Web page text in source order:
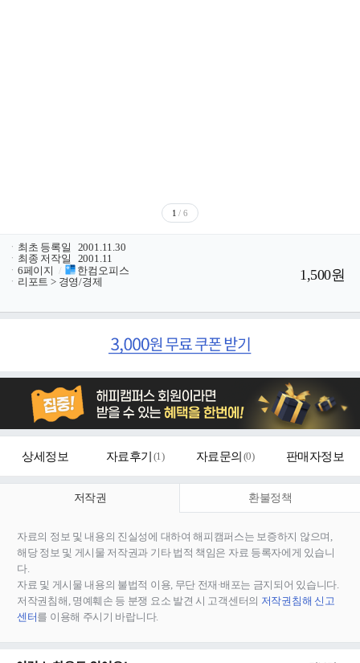
1 / 6
ㆍ 최초 등록일
2001.11.30
ㆍ 최종 저작일
2001.11
ㆍ 6페이지 /
한컴오피스
ㆍ 리포트 > 경영/경제 1,500원
상세정보 자료후기 (1) 자료문의 (0) 판매자정보
저작권 환불정책
자료의 정보 및 내용의 진실성에 대하여 해피캠퍼스는 보증하지 않으며,
해당 정보 및 게시물 저작권과 기타 법적 책임은 자료 등록자에게 있습니
다.
자료 및 게시물 내용의 불법적 이용, 무단 전재∙배포는 금지되어 있습니다.
저작권침해, 명예훼손 등 분쟁 요소 발견 시 고객센터의 저작권침해 신고
센터를 이용해 주시기 바랍니다.